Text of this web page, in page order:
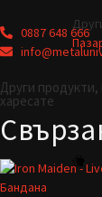
0887 648 666
Други
харесате